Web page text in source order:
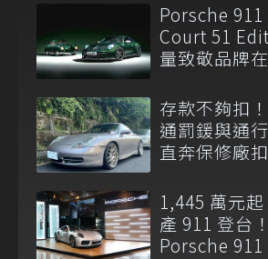
Porsche 911
Court 51
量致敬品牌
存款不夠扣
通罰鍰與通
直奔保修廠
1,445 萬元
產 911 登台
Porsche 911